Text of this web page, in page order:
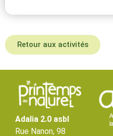
Retour aux activités
Adalia 2.0 asbl
Rue Nanon, 98